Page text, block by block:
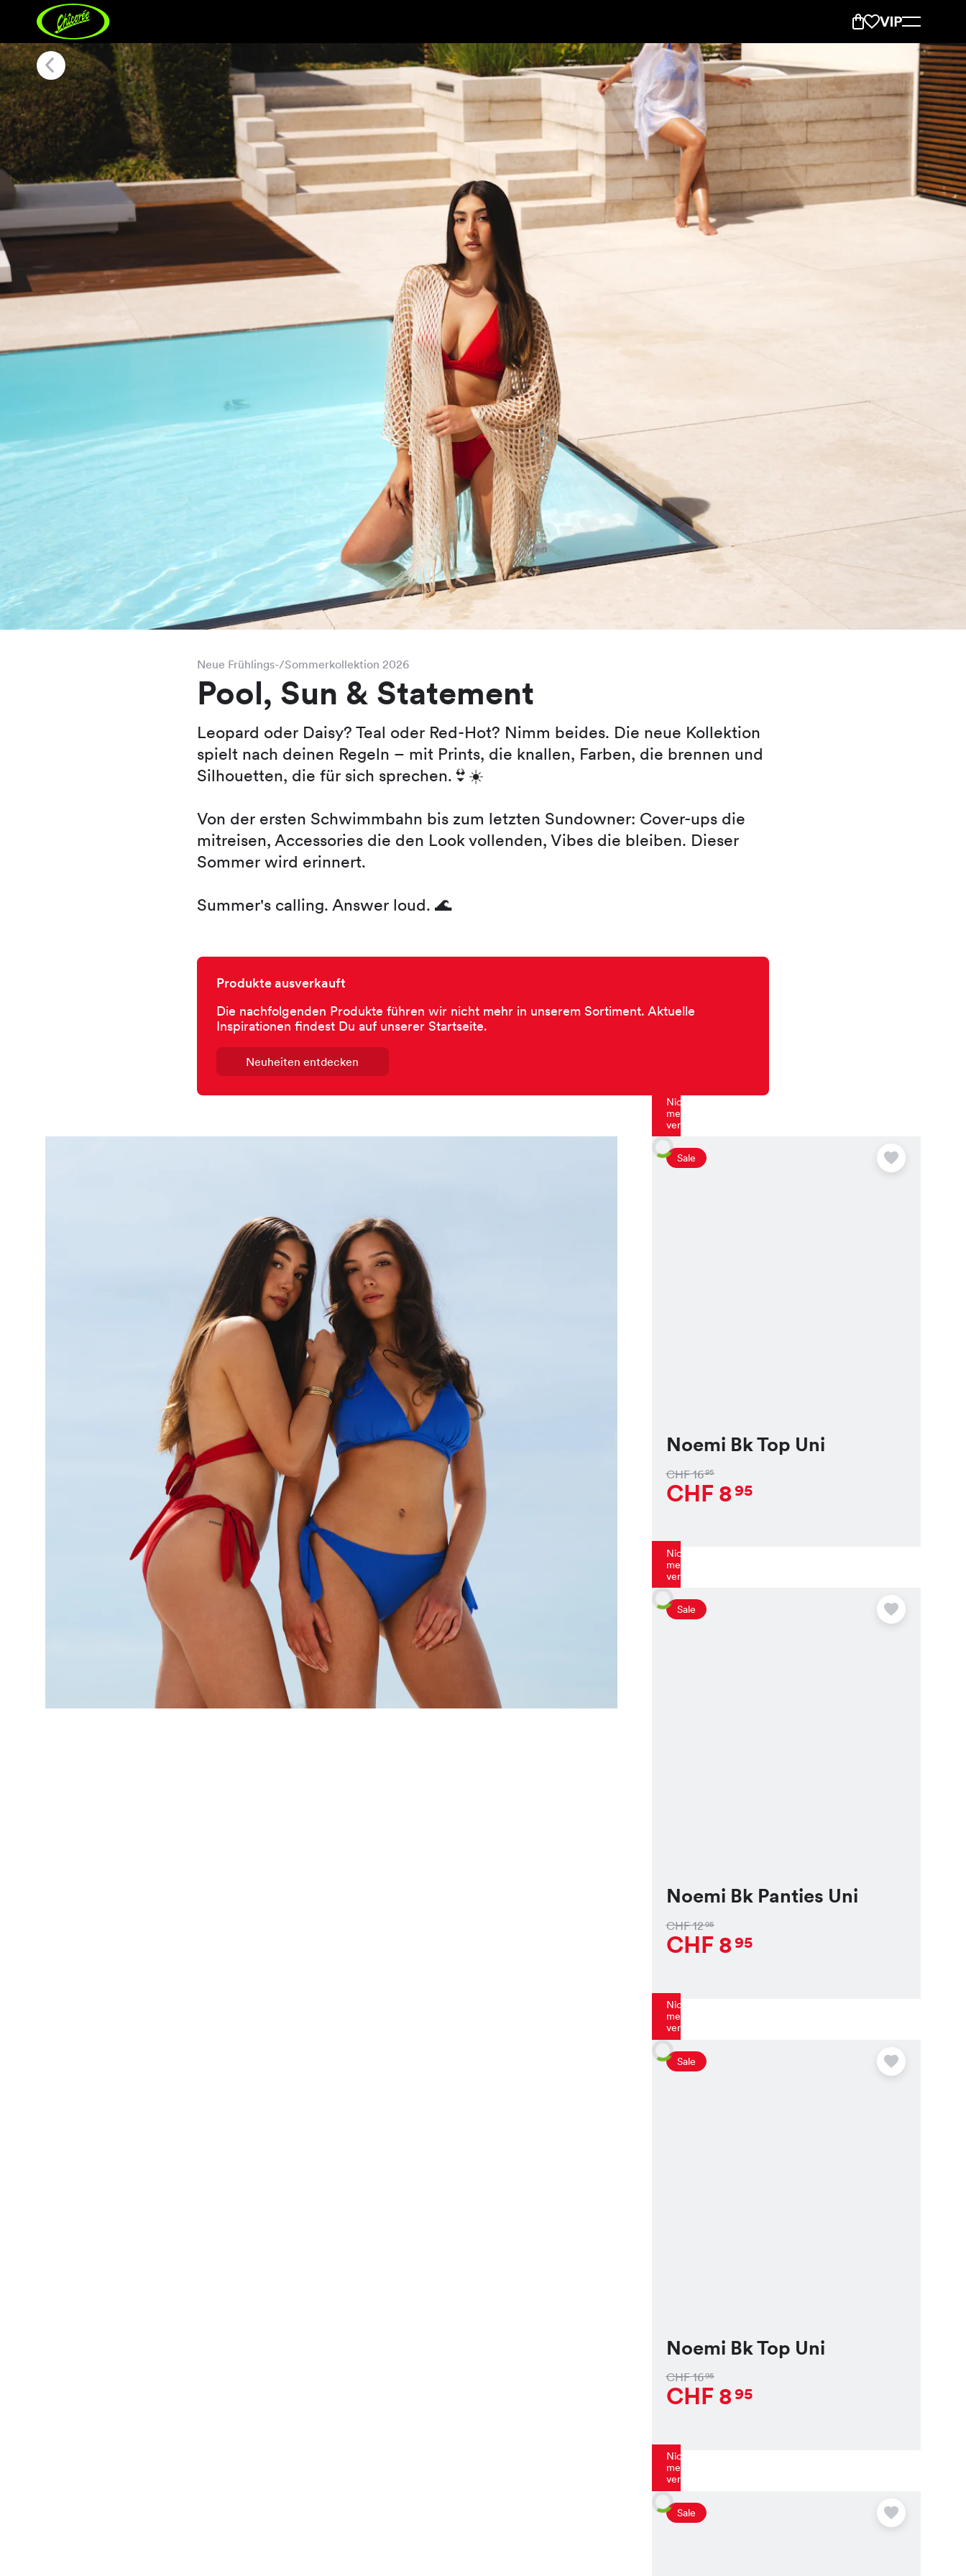
Pool, Sun & Statement
Neue Frühlings-/Sommerkollektion 2026
Pool, Sun & Statement
Leopard oder Daisy? Teal oder Red-Hot? Nimm beides. Die neue Kollektion
spielt nach deinen Regeln – mit Prints, die knallen, Farben, die brennen und
Silhouetten, die für sich sprechen.👙☀️
Von der ersten Schwimmbahn bis zum letzten Sundowner: Cover-ups die
mitreisen, Accessories die den Look vollenden, Vibes die bleiben. Dieser
Sommer wird erinnert.
Summer's calling. Answer loud. 🌊
Produkte ausverkauft
Die nachfolgenden Produkte führen wir nicht mehr in unserem Sortiment. Aktuelle
Inspirationen findest Du auf unserer Startseite.
Neuheiten entdecken
Nicht
mehr
verfügbar
Sale
Noemi Bk Top Uni
CHF1695
CHF 895
Nicht
mehr
verfügbar
Sale
Noemi Bk Panties Uni
CHF1295
CHF 895
Nicht
mehr
verfügbar
Sale
Noemi Bk Top Uni
CHF1695
CHF 895
Nicht
mehr
verfügbar
Sale